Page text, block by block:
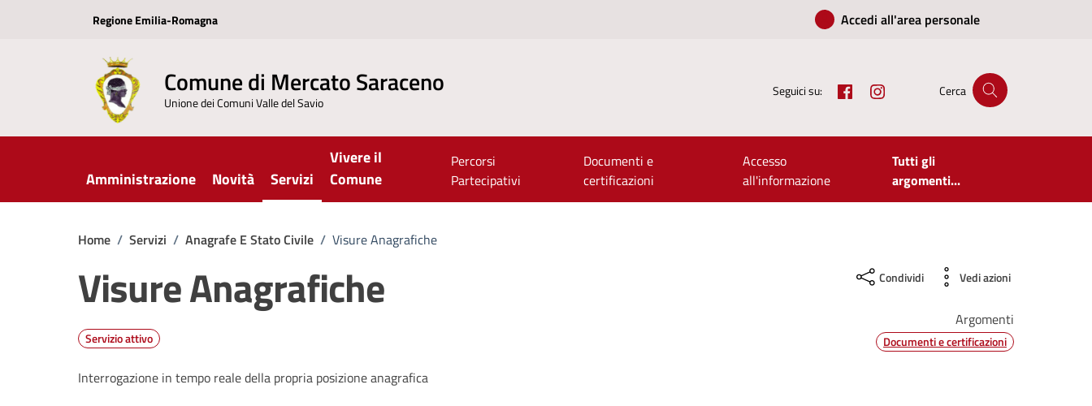
Regione Emilia-Romagna Accedi all'area personale
Comune di Mercato Saraceno
Unione dei Comuni Valle del Savio
Seguici su: FacebookInstagramCerca
Amministrazione Novità Servizi
Vivere il
Comune
Percorsi
Partecipativi
Documenti e
certificazioni
Accesso
all'informazione
Tutti gli
argomenti...
Home / Servizi / Anagrafe E Stato Civile / Visure Anagrafiche
Visure Anagrafiche
Servizio attivo
Interrogazione in tempo reale della propria posizione anagrafica
Condividi Vedi azioni
Argomenti
Documenti e certificazioni